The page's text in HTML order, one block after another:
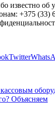
известно об
+375 (33)
Twitter
Объясняем